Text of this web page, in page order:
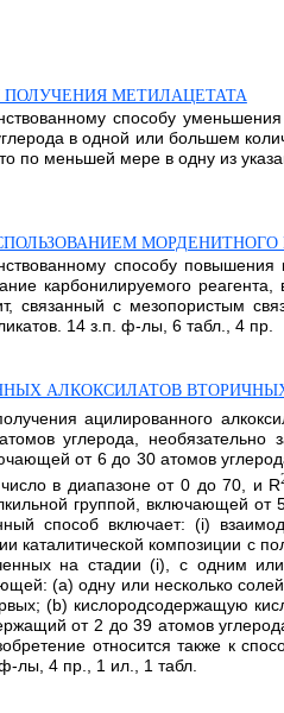
МЕТИЛАЦЕТАТА
способу
в одной или большем
по меньшей мере в одну из
способу повышения
карбонилируемого
связанный с мезопористым
14 з.п. ф-лы, 6 табл., 4 пр.
АЛКОКСИЛАТОВ
ацилированного
углерода,
от 6 до 30 атомов
в диапазоне от 0 до 70, и R
группой, включающей
способ включает: (i)
каталитической композиции с
на стадии (i), с одним или
(a) одну или несколько
(b) кислородсодержащую
от 2 до 39 атомов
относится также к
лы, 4 пр., 1 ил., 1 табл.